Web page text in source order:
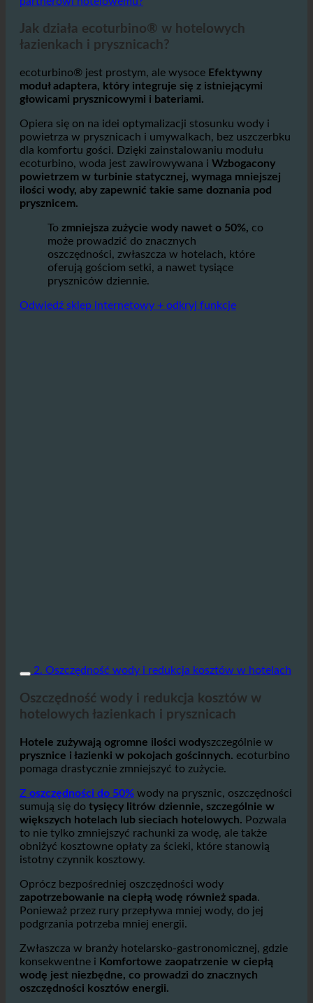
1. W jaki sposób ecoturbino® pomaga temu
partnerowi hotelowemu?
łazienkach i prysznicach?
ecoturbino® jest prostym, ale wysoce
moduł adaptera, który integruje się z istniejącymi
głowicami prysznicowymi i bateriami.
Opiera się on na idei optymalizacji stosunku wody i
powietrza w prysznicach i umywalkach, bez uszczerbku
dla komfortu gości. Dzięki zainstalowaniu modułu
ecoturbino, woda jest zawirowywana i
Wzbogacony
powietrzem w turbinie statycznej, wymaga mniejszej
ilości wody, aby zapewnić takie same doznania pod
prysznicem.
To zmniejsza zużycie wody nawet o 50%,
może prowadzić do znacznych
oszczędności, zwłaszcza w hotelach, które
oferują gościom setki, a nawet tysiące
2. Oszczędność wody i redukcja kosztów w hotelach
hotelowych łazienkach i prysznicach
Hotele zużywają ogromne ilości wodyszczególnie w
prysznice i łazienki w pokojach gościnnych.ecoturbino
pomaga drastycznie zmniejszyć to zużycie.
Z oszczędności do 50%
wody na prysznic, oszczędności
sumują się do
tysięcy litrów dziennie, szczególnie w
większych hotelach lub sieciach hotelowych.
Pozwala
to nie tylko zmniejszyć rachunki za wodę, ale także
obniżyć kosztowne opłaty za ścieki, które stanowią
istotny czynnik kosztowy.
Oprócz bezpośredniej oszczędności wody
zapotrzebowanie na ciepłą wodę również spada
Ponieważ przez rury przepływa mniej wody, do jej
podgrzania potrzeba mniej energii.
Zwłaszcza w branży hotelarsko-gastronomicznej, gdzie
konsekwentne i
Komfortowe zaopatrzenie w ciepłą